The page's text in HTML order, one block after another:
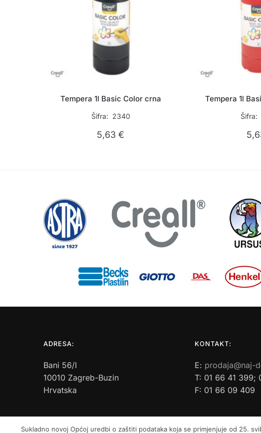
Tempera 1l Basic Color crna
Šifra: 2340
5,63€
Tempera 1l
Šifra:
ADRESA:
Bani 56/I
10010 Zagreb-Buzin
Hrvatska
KONTAKT:
E: prodaja@naj-
T: 01 66 41 399;
F: 01 66 09 409
Sukladno novoj Općoj uredbi o zaštiti podataka koja se primjenjuje od 25.